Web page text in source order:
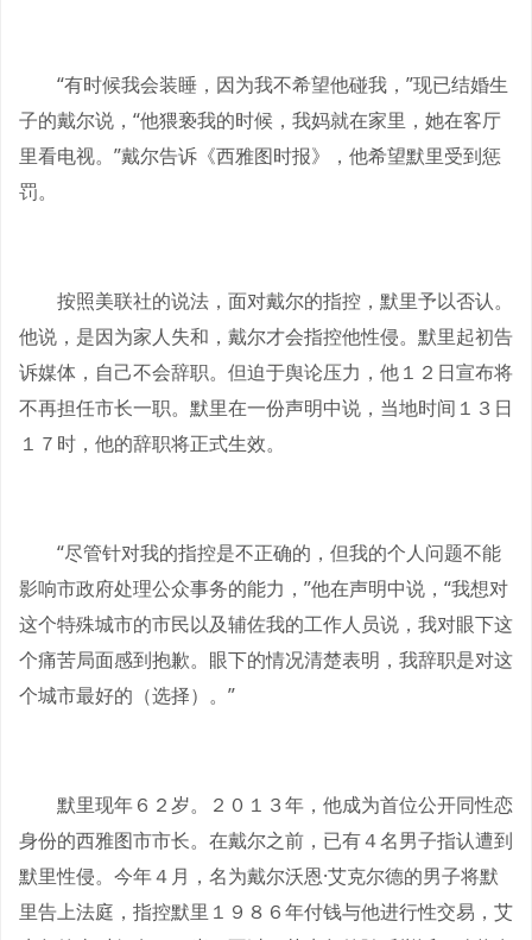
“有时候我会装睡，因为我不希望他碰我，”现已结婚生
子的戴尔说，“他猥亵我的时候，我妈就在家里，她在客厅
里看电视。”戴尔告诉《西雅图时报》，他希望默里受到惩
罚。
按照美联社的说法，面对戴尔的指控，默里予以否认。
他说，是因为家人失和，戴尔才会指控他性侵。默里起初告
诉媒体，自己不会辞职。但迫于舆论压力，他１２日宣布将
不再担任市长一职。默里在一份声明中说，当地时间１３日
１７时，他的辞职将正式生效。
“尽管针对我的指控是不正确的，但我的个人问题不能
影响市政府处理公众事务的能力，”他在声明中说，“我想对
这个特殊城市的市民以及辅佐我的工作人员说，我对眼下这
个痛苦局面感到抱歉。眼下的情况清楚表明，我辞职是对这
个城市最好的（选择）。”
默里现年６２岁。２０１３年，他成为首位公开同性恋
身份的西雅图市市长。在戴尔之前，已有４名男子指认遭到
默里性侵。今年４月，名为戴尔沃恩·艾克尔德的男子将默
里告上法庭，指控默里１９８６年付钱与他进行性交易，艾